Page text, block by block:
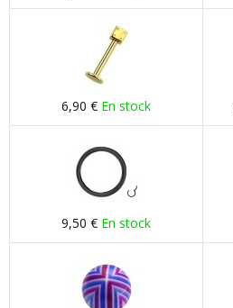
6,90 € En stock
9,50 € En stock